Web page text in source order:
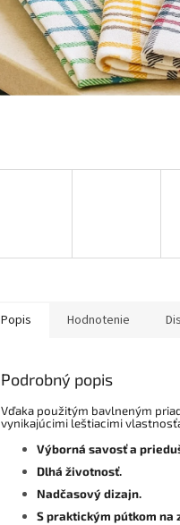
Popis Hodnotenie
Podrobný popis
Vďaka použitým bavlneným
vynikajúcimi leštiacimi
Výborná savosť a
Dlhá životnosť.
Nadčasový dizajn.
S praktickým pútkom na